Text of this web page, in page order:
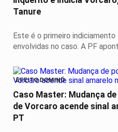
Tanure
Este é o primeiro
envolvidas no caso. A PF
EFEITO DOMINÓ
Caso Master: Mudança
de Vorcaro acende sinal
PT